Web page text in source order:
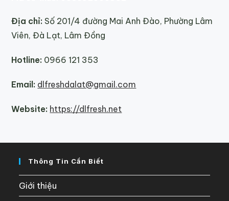
Địa chỉ: Số 201/4 đường Mai Anh Đào, Phường Lâm
Viên, Đà Lạt, Lâm Đồng
Hotline: 0966 121 353
Email: dlfreshdalat@gmail.com
Website: https://dlfresh.net
Thông Tin Cần Biết
Giới thiệu